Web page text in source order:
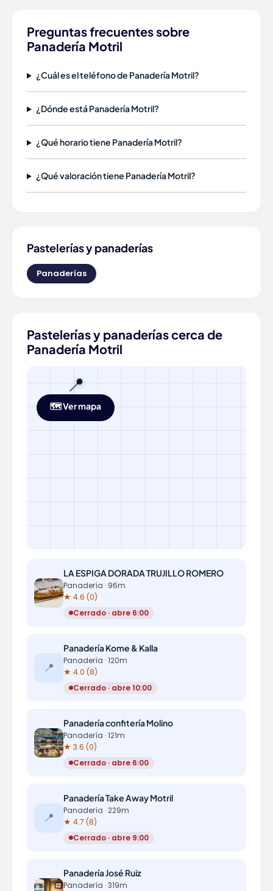
Preguntas frecuentes sobre
Panadería Motril
¿Cuál es el teléfono de Panadería Motril?
¿Dónde está Panadería Motril?
¿Qué horario tiene Panadería Motril?
¿Qué valoración tiene Panadería Motril?
Pastelerías y panaderías
Panaderías
Pastelerías y panaderías cerca de
Panadería Motril
📍
🗺️ Ver mapa
LA ESPIGA DORADA TRUJILLO ROMERO
Panadería · 96m
★ 4.6 (0)
Cerrado · abre 6:00
📍
Panadería Kome & Kalla
Panadería · 120m
★ 4.0 (8)
Cerrado · abre 10:00
Panadería confitería Molino
Panadería · 121m
★ 3.6 (0)
Cerrado · abre 6:00
📍
Panadería Take Away Motril
Panadería · 229m
★ 4.7 (8)
Cerrado · abre 9:00
Panadería José Ruiz
Panadería · 319m